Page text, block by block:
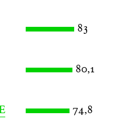
83
80,1
74,8